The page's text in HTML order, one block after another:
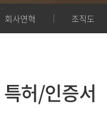
회사연혁 조직도
특허/인증서